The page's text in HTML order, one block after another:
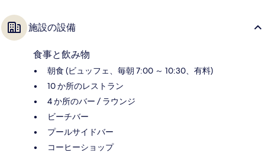
施設の設備
食事と飲み物
朝食 (ビュッフェ、毎朝 7:00 ～ 10:30、有料)
10 か所のレストラン
4 か所のバー / ラウンジ
ビーチバー
プールサイドバー
コーヒーショップ